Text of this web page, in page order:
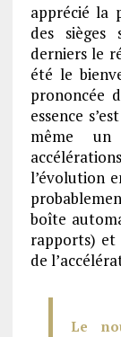
apprécié la
des
derniers le
été le
prononcée
essence
même
l’évolution
boîte
rapports) et
de
Le